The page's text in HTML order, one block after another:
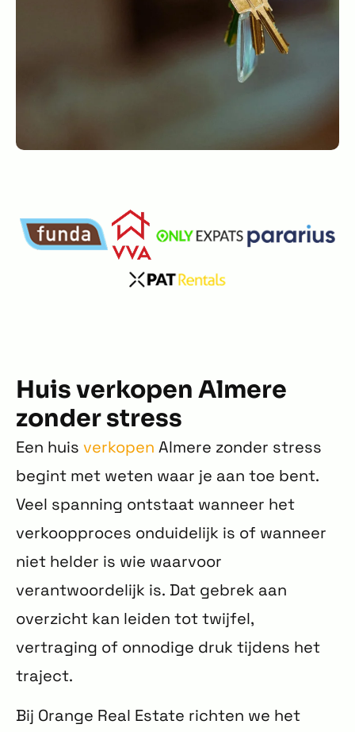
Huis verkopen Almere
zonder stress
Een huis verkopen Almere zonder stress
begint met weten waar je aan toe bent.
Veel spanning ontstaat wanneer het
verkoopproces onduidelijk is of wanneer
niet helder is wie waarvoor
verantwoordelijk is. Dat gebrek aan
overzicht kan leiden tot twijfel,
vertraging of onnodige druk tijdens het
traject.
Bij Orange Real Estate richten we het